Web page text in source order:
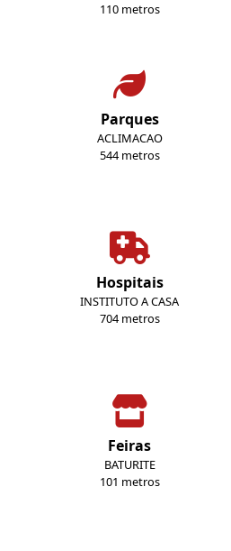
110 metros
Parques
ACLIMACAO
544 metros
Hospitais
INSTITUTO A CASA
704 metros
Feiras
BATURITE
101 metros